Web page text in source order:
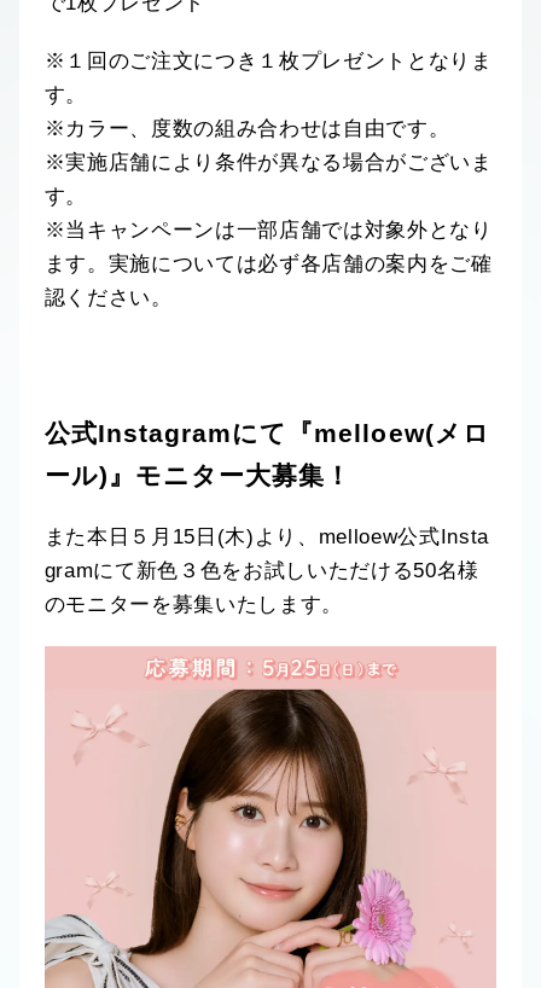
※１回のご注文につき１枚プレゼントとなりま
す。
※カラー、度数の組み合わせは自由です。
※実施店舗により条件が異なる場合がございま
す。
※当キャンペーンは一部店舗では対象外となり
ます。実施については必ず各店舗の案内をご確
認ください。
公式Instagramにて『melloew(メロ
ール)』モニター大募集！
また本日５月15日(木)より、melloew公式Insta
gramにて新色３色をお試しいただける50名様
のモニターを募集いたします。